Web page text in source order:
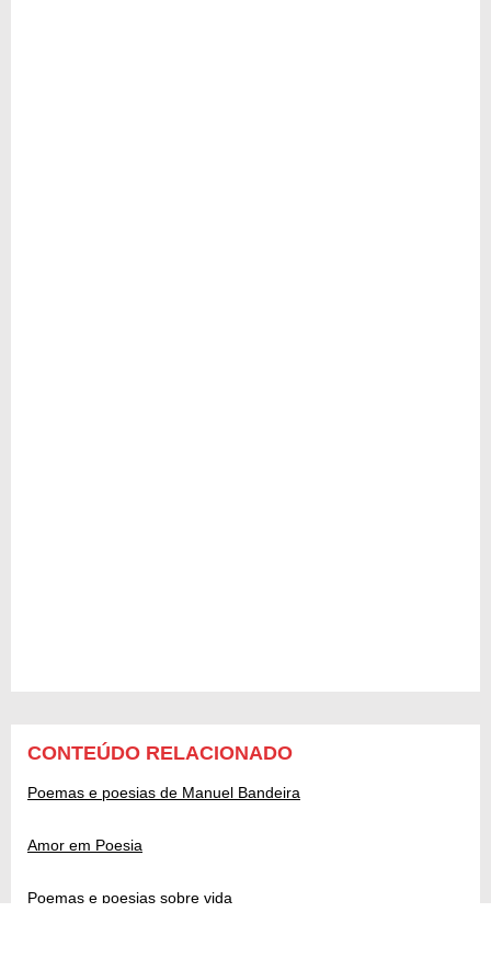
CONTEÚDO RELACIONADO
Poemas e poesias de Manuel Bandeira
Amor em Poesia
Poemas e poesias sobre vida